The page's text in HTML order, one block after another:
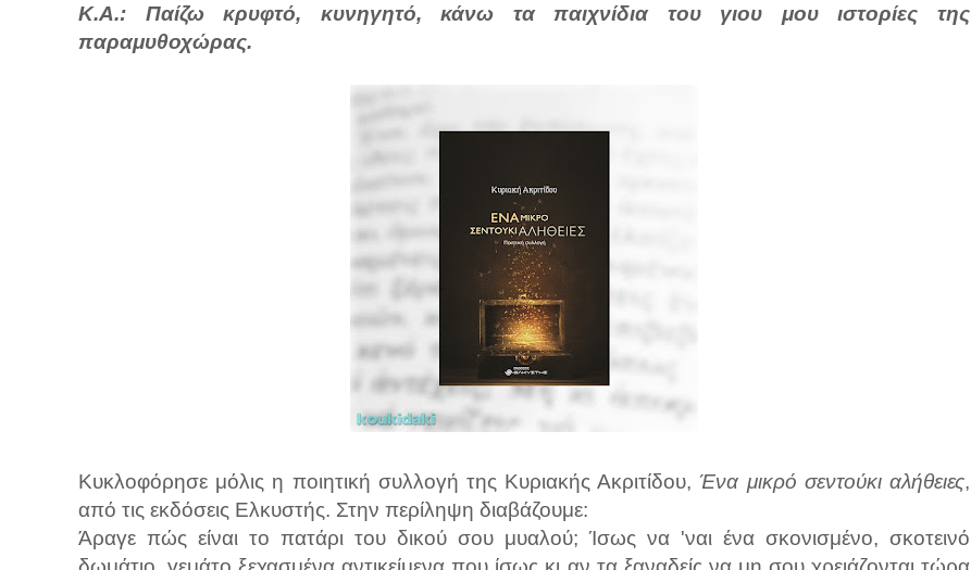
Κ.Α.: Παίζω κρυφτό, κυνηγητό, κάνω τα παιχνίδια του γιου μου ιστορίες της
παραμυθοχώρας.
Κυκλοφόρησε μόλις η ποιητική συλλογή της Κυριακής Ακριτίδου, Ένα μικρό σεντούκι αλήθειες,
από τις εκδόσεις Ελκυστής. Στην περίληψη διαβάζουμε:
Άραγε πώς είναι το πατάρι του δικού σου μυαλού; Ίσως να 'ναι ένα σκονισμένο, σκοτεινό